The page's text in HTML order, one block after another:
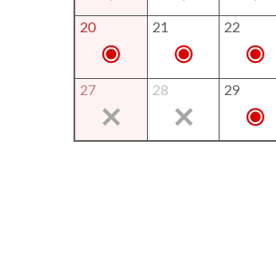
20 21 22
27 28 29